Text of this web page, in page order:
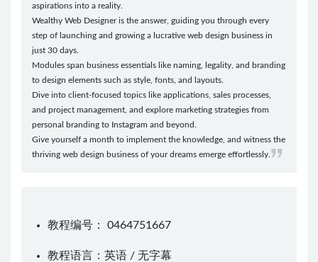
aspirations into a reality.
Wealthy Web Designer is the answer, guiding you through every
step of launching and growing a lucrative web design business in
just 30 days.
Modules span business essentials like naming, legality, and branding
to design elements such as style, fonts, and layouts.
Dive into client-focused topics like applications, sales processes,
and project management, and explore marketing strategies from
personal branding to Instagram and beyond.
Give yourself a month to implement the knowledge, and witness the
thriving web design business of your dreams emerge effortlessly.
教程编号： 0464751667
教程语言：英语 / 无字幕